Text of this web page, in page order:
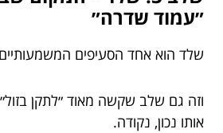
״עמוד שדרה״
שלד הוא אחד הסעיפים
וזה גם שלב שקשה מאוד ״לתקן
אותו נכון, נקודה.